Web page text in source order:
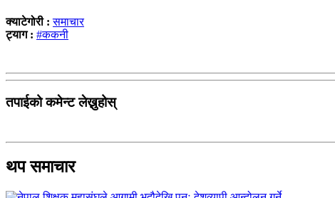
क्याटेगोरी :समाचार
ट्याग : #ककनी
तपाईको कमेन्ट लेख्नुहोस्
थप समाचार